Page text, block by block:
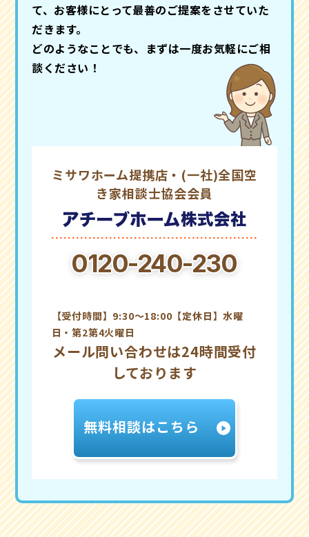
て、お客様にとって最善のご提案をさせていた
だきます。
どのようなことでも、まずは一度お気軽にご相
談ください！
ミサワホーム提携店・(一社)全国空
き家相談士協会会員
0120-240-230
【受付時間】9:30～18:00【定休日】水曜
日・第2第4火曜日
メール問い合わせは24時間受付
しております
無料相談はこちら